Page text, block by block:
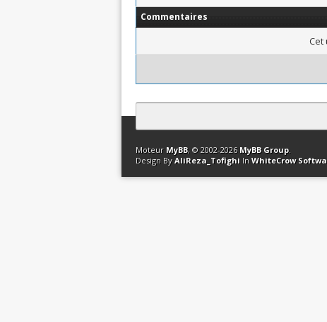
Commentaires
Cet
Contact Club Affiliation Retourner en
Moteur MyBB, © 2002-2026 MyBB Group.
Design By AliReza_Tofighi In WhiteCrow